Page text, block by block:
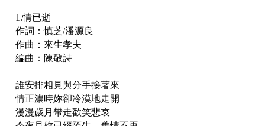
1.情已逝
作詞：慎芝/潘源良
作曲：來生孝夫
編曲：陳敬詩
誰安排相見與分手接著來
情正濃時妳卻冷漠地走開
漫漫歲月帶走歡笑悲哀